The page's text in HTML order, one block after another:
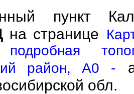
пункт
на странице
район, A0 -
обл.